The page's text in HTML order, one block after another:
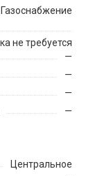
Газоснабжение
не требуется
—
—
—
—
Центральное